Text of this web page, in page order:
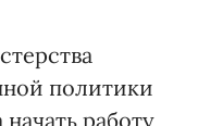
политики
работу